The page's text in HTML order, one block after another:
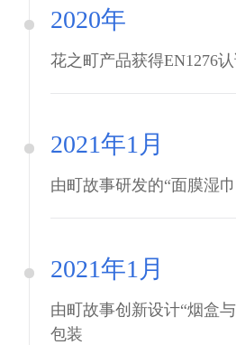
2020年
花之町产品获得EN1276
2021年1月
由町故事研发的“面膜湿
2021年1月
由町故事创新设计“烟盒
包装